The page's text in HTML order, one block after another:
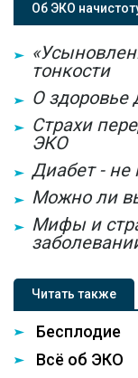
Об ЭКО
тонкости
О здоровье
Страхи
ЭКО
Диабет - не
Можно ли
Мифы и
Читать также
Бесплодие
Всё об ЭКО